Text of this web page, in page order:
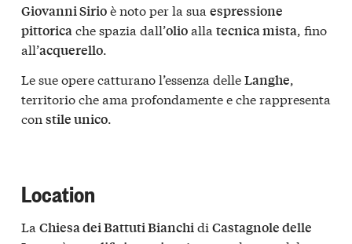
Giovanni Sirioè noto per la sua espressione
pittoricache spazia dall’olioalla tecnica mista, fino
all’acquerello.
Le sue opere catturano l’essenza delleLanghe,
territorio che ama profondamente e che rappresenta
con stile unico.
Location
La Chiesa dei Battuti Bianchi di Castagnole delle